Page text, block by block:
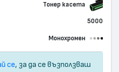
Тонер касета
5000
Монохромен
се, за да се възползваш